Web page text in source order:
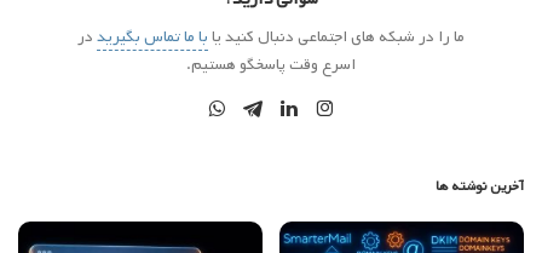
ما را در شبکه های اجتماعی دنبال کنید یابا ما تماس بگیریددر
اسرع وقت پاسخگو هستیم.
آخرین نوشته ها